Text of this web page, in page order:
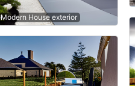
Modern House exterior